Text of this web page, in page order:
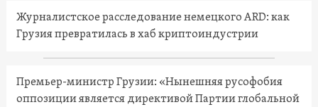
Журналистское расследование немецкого ARD: как
Грузия превратилась в хаб криптоиндустрии
Премьер-министр Грузии: «Нынешняя русофобия
оппозиции является директивой Партии глобальной